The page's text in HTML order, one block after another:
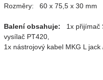
Rozměry: 60 x 75,5 x 30 mm
Balení obsahuje: 1x přijímač
vysílač PT420,
1x nástrojový kabel MKG L